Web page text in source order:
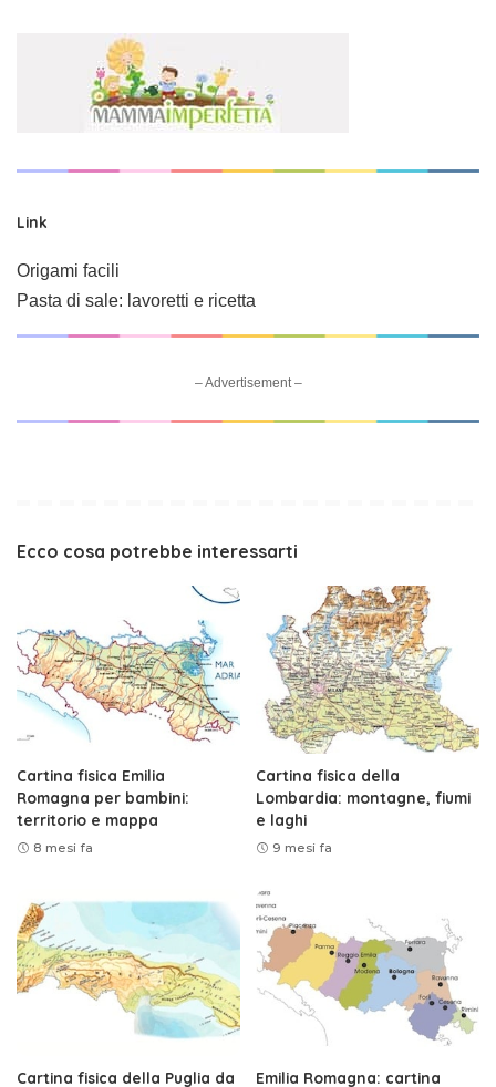
Link
Origami facili
Pasta di sale: lavoretti e ricetta
– Advertisement –
Ecco cosa potrebbe interessarti
Cartina fisica Emilia
Romagna per bambini:
territorio e mappa
8 mesi fa
Cartina fisica della
Lombardia: montagne, fiumi
e laghi
9 mesi fa
Cartina fisica della Puglia da Emilia Romagna: cartina